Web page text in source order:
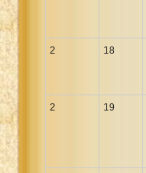
2 18
2 19